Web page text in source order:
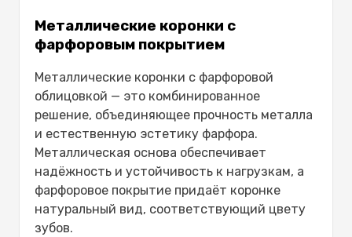
Металлические коронки с
фарфоровым покрытием
Металлические коронки с фарфоровой
облицовкой — это комбинированное
решение, объединяющее прочность металла
и естественную эстетику фарфора.
Металлическая основа обеспечивает
надёжность и устойчивость к нагрузкам, а
фарфоровое покрытие придаёт коронке
натуральный вид, соответствующий цвету
зубов.